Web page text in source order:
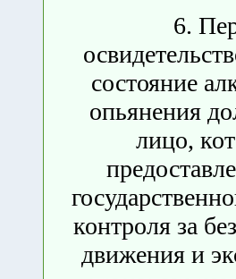
6.
состояние
опьянения
лицо,
контроля за
движения и